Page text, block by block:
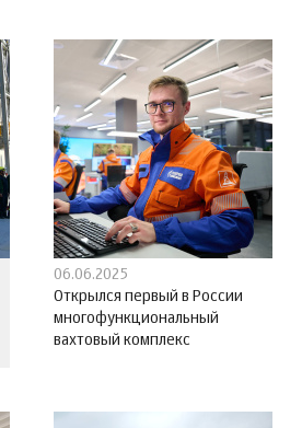
06.06.2025
Открылся первый в России
многофункциональный
вахтовый комплекс